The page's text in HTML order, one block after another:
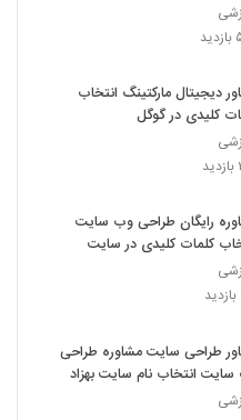
دیجیتال مارکتینگ انتخاب
کلیدی در گوگل
رایگان طراحی وب سایت
کلمات کلیدی در سایت
طراحی سایت مشاوره طراحی
انتخاب نام سایت بهزاد